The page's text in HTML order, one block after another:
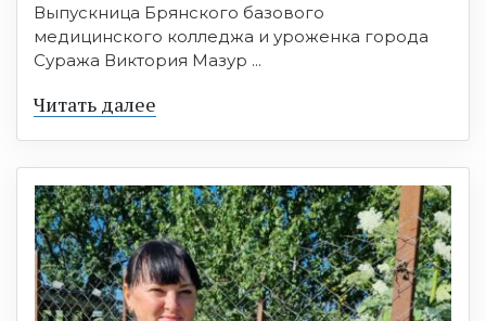
Выпускница Брянского базового
медицинского колледжа и уроженка города
Суража Виктория Мазур ...
Читать далее